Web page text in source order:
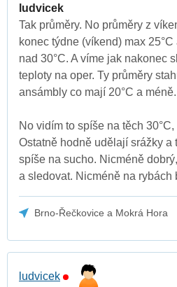
ludvicek
Tak průměry. No průměry z
konec týdne (víkend) max
nad 30°C. A víme jak nakonec
teploty na oper. Ty průměry
ansámbly co mají 20°C a méně.
No vidím to spíše na těch
Ostatně hodně udělají srážky a
spíše na sucho. Nicméně
a sledovat. Nicméně na rybách
Brno-Řečkovice a Mokrá Hora
ludvicek